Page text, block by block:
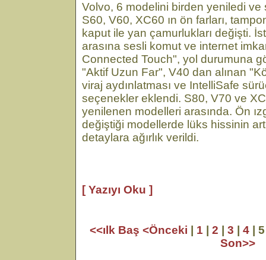
Volvo, 6 modelini birden yeniledi ve
S60, V60, XC60 ın ön farları,
kaput ile yan çamurlukları değişti.
arasına sesli komut ve internet
Connected Touch", yol durumuna
"Aktif Uzun Far", V40 dan alınan
viraj aydınlatması ve IntelliSafe
seçenekler eklendi. S80, V70 ve
yenilenen modelleri arasında. Ön
değiştiği modellerde lüks hissinin
detaylara ağırlık verildi.
[ Yazıyı Oku ]
<<ılk Baş <Önceki 1 2 3 4|
Son>>